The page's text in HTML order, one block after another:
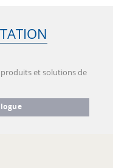
et solutions de